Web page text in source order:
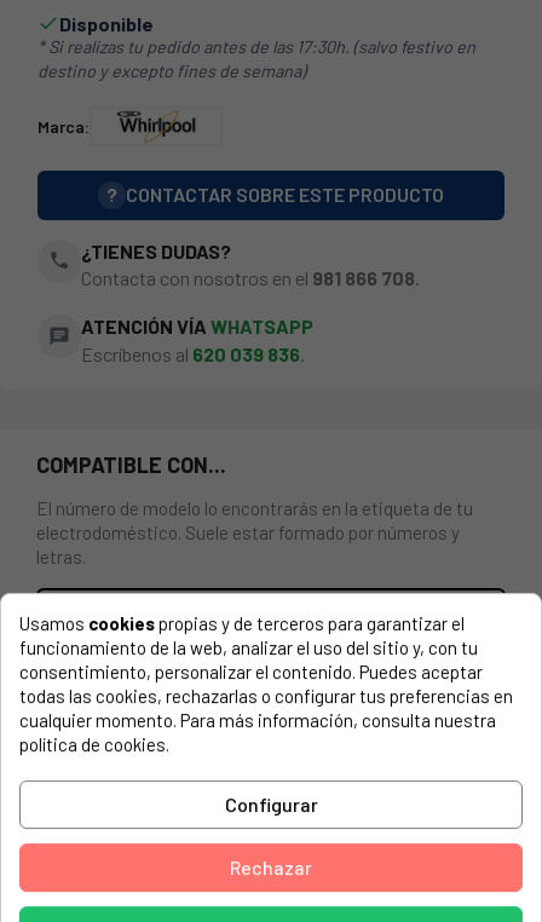
Disponible
* Si realizas tu pedido antes de las 17:30h. (salvo festivo en
destino y excepto fines de semana)
Marca:
? CONTACTAR SOBRE ESTE PRODUCTO
phone
¿TIENES DUDAS?
Contacta con nosotros en el 981 866 708.
chat ATENCIÓN VÍA WHATSAPP
Escríbenos al 620 039 836
COMPATIBLE CON...
El número de modelo lo encontrarás en la etiqueta de tu
electrodoméstico. Suele estar formado por números y
letras.
RESISTENCIA (ELEMENTO CALEFACTOR) PARA
LAVAVAJILLAS WHIRLPOOL, INDESIT C00302489,
C00856634, C00856635, 488000856635, 482000022217,
488000856634. 1800W.
ARISTON, L45 9324 C IT 869991547300
ARISTON, L60 7324 SF IT 869991547340
ARISTON, L60 9323 LOS IT 869991547350
ARISTON, L60 93239 IT 869991547330
Usamos cookiespropias y de terceros para garantizar el
funcionamiento de la web, analizar el uso del sitio y, con tu
consentimiento, personalizar el contenido. Puedes aceptar
todas las cookies, rechazarlas o configurar tus preferencias en
cualquier momento. Para más información, consulta nuestra
política de cookies.
Configurar
Rechazar